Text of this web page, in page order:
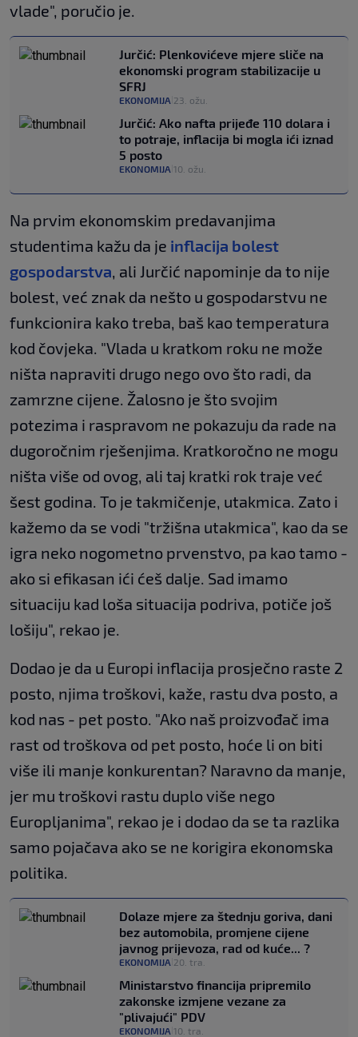
vlade", poručio je.
Jurčić: Plenkovićeve mjere sliče na
ekonomski program stabilizacije u
SFRJ
EKONOMIJA 23. ožu.
Jurčić: Ako nafta prijeđe 110 dolara i
to potraje, inflacija bi mogla ići iznad
5 posto
EKONOMIJA 10. ožu.
Na prvim ekonomskim predavanjima
studentima kažu da je inflacija bolest
gospodarstva, ali Jurčić napominje da to nije
bolest, već znak da nešto u gospodarstvu ne
funkcionira kako treba, baš kao temperatura
kod čovjeka. "Vlada u kratkom roku ne može
ništa napraviti drugo nego ovo što radi, da
zamrzne cijene. Žalosno je što svojim
potezima i raspravom ne pokazuju da rade na
dugoročnim rješenjima. Kratkoročno ne mogu
ništa više od ovog, ali taj kratki rok traje već
šest godina. To je takmičenje, utakmica. Zato i
kažemo da se vodi "tržišna utakmica", kao da se
igra neko nogometno prvenstvo, pa kao tamo -
ako si efikasan ići ćeš dalje. Sad imamo
situaciju kad loša situacija podriva, potiče još
lošiju", rekao je.
Dodao je da u Europi inflacija prosječno raste 2
posto, njima troškovi, kaže, rastu dva posto, a
kod nas - pet posto. "Ako naš proizvođač ima
rast od troškova od pet posto, hoće li on biti
više ili manje konkurentan? Naravno da manje,
jer mu troškovi rastu duplo više nego
Europljanima", rekao je i dodao da se ta razlika
samo pojačava ako se ne korigira ekonomska
politika.
Dolaze mjere za štednju goriva, dani
bez automobila, promjene cijene
javnog prijevoza, rad od kuće... ?
EKONOMIJA 20. tra.
Ministarstvo financija pripremilo
zakonske izmjene vezane za
"plivajući" PDV
EKONOMIJA 10. tra.